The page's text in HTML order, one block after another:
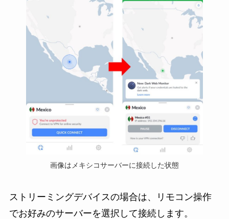
画像はメキシコサーバーに接続した状態
ストリーミングデバイスの場合は、リモコン操作
でお好みのサーバーを選択して接続します。